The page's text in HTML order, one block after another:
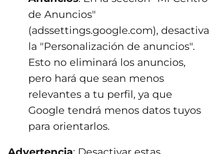
de Anuncios"
(adssettings.google.com), desactiva
la "Personalización de anuncios".
Esto no eliminará los anuncios,
pero hará que sean menos
relevantes a tu perfil, ya que
Google tendrá menos datos tuyos
para orientarlos.